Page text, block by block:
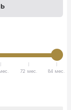
72 мес. 84 мес.